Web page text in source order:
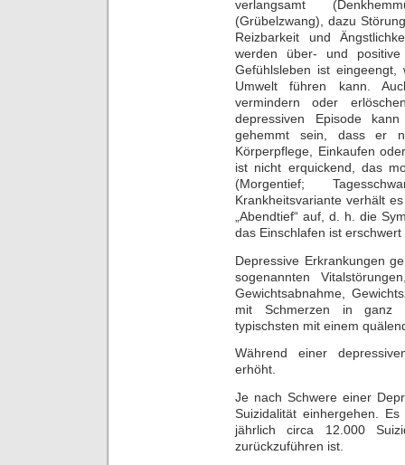
verlangsamt
(Grübelzwang), dazu
Reizbarkeit und
werden über- und
Gefühlsleben ist
Umwelt führen kann.
vermindern oder
depressiven Episode
gehemmt sein, dass er
Körperpflege, Einkaufen
ist nicht erquickend, das
(Morgentief;
Krankheitsvariante verhält
„Abendtief“ auf, d. h. die
das Einschlafen ist
Depressive Erkrankungen
sogenannten
Gewichtsabnahme,
mit Schmerzen in ganz
typischsten mit einem
Während einer
erhöht.
Je nach Schwere einer
Suizidalität einhergehen.
jährlich circa 12.000
zurückzuführen ist.